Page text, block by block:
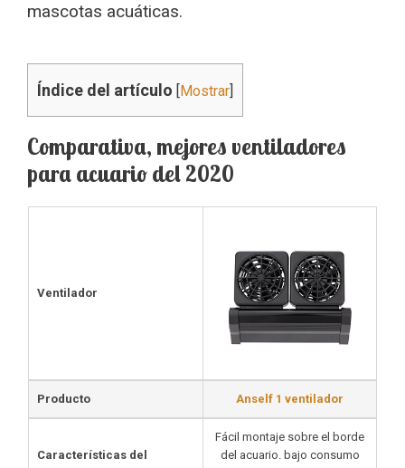
mascotas acuáticas.
Índice del artículo [Mostrar]
Comparativa, mejores ventiladores
para acuario del 2020
Ventilador
Producto Anself 1 ventilador
Características del
Fácil montaje sobre el borde
del acuario. bajo consumo